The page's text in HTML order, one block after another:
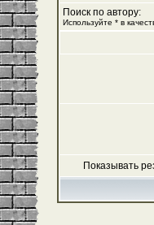
Поиск по автору:
Используйте * в
Показывать